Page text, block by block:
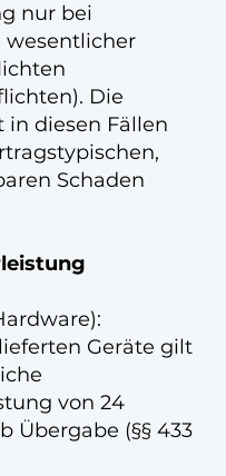
nur bei
wesentlicher
Die
in diesen Fällen
Schaden
Geräte gilt
von 24
Übergabe (§§ 433